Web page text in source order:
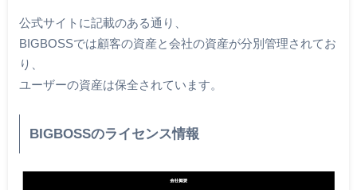
公式サイトに記載のある通り、
BIGBOSSでは顧客の資産と会社の資産が分別管理されてお
り、
ユーザーの資産は保全されています。
BIGBOSSのライセンス情報